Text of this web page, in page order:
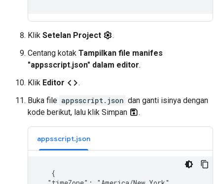
Klik Setelan Project
.
Centang kotak Tampilkan file manifes
"appsscript.json" dalam editor.
Klik Editor code.
Buka file appsscript.json dan ganti isinya dengan
kode berikut, lalu klik Simpan
.
appsscript.json
   {